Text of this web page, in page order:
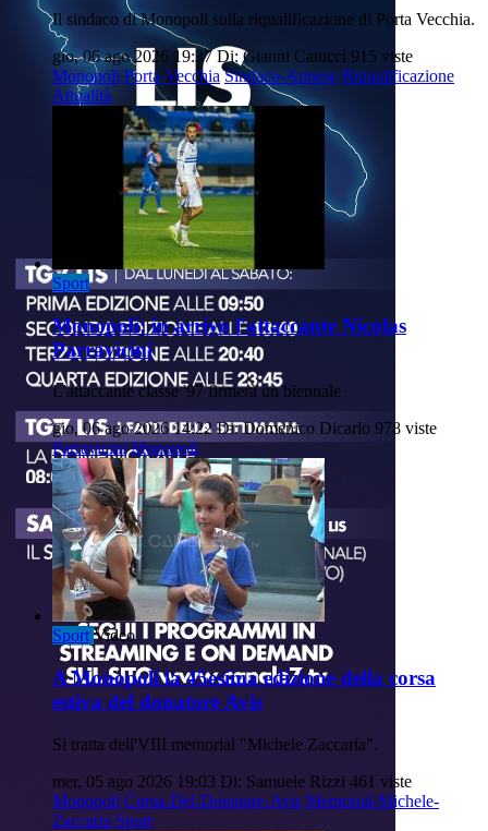
Il sindaco di Monopoli sulla riqualificazione di Porta Vecchia.
gio, 06 ago 2026 19:37 Di: Gianni Catucci 915 viste
Monopoli Porta-Vecchia Sindaco-Annese Riqualificazione
Attualità
Sport
Monopoli: in arrivo l'attaccante Nicolas
Parravicini
L'attaccante classe '97 firmerà un biennale
gio, 06 ago 2026 14:22 Di: Domenico Dicarlo 978 viste
Parravicini Monopoli
Sport Video
A Monopoli la 45esima edizione della corsa
estiva del donatore Avis
Si tratta dell'VIII memorial "Michele Zaccaria".
mer, 05 ago 2026 19:03 Di: Samuele Rizzi 461 viste
Monopoli Corsa-Del-Donatore-Avis Memorial-Michele-
Zaccaria Sport